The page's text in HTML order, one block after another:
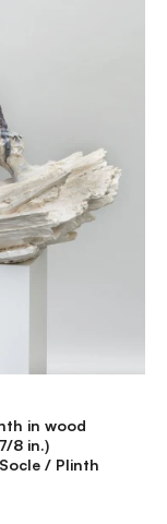
in wood
8 in.)
/ Plinth